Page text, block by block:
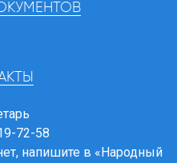
72-58
напишите в «Народный